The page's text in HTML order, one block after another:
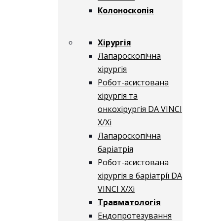
Колоноскопія
Хірургія
Лапароскопічна
хірургія
Робот-асистована
хірургія та
онкохірургія DA VINCI
X/Xі
Лапароскопічна
баріатрія
Робот-асистована
хірургія в баріатрії DA
VINCI X/Xі
Травматологія
Ендопротезування